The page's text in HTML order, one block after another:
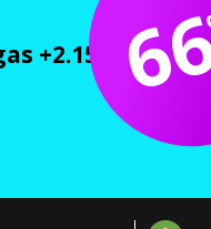
+2.150 cursos